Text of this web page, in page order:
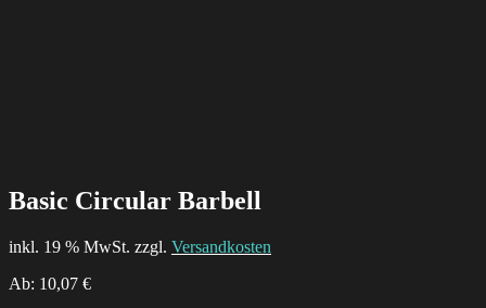
Basic Circular Barbell
inkl. 19 % MwSt. zzgl. Versandkosten
Ab: 10,07 €